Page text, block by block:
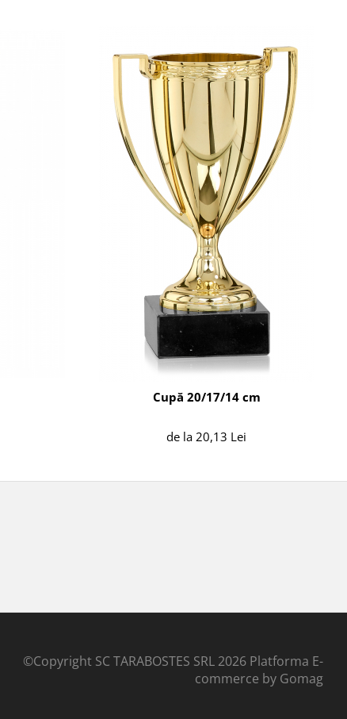
Cupă 20/17/14 cm
de la 20,13 Lei
©Copyright SC TARABOSTES SRL 2026 Platforma E-
commerce by Gomag